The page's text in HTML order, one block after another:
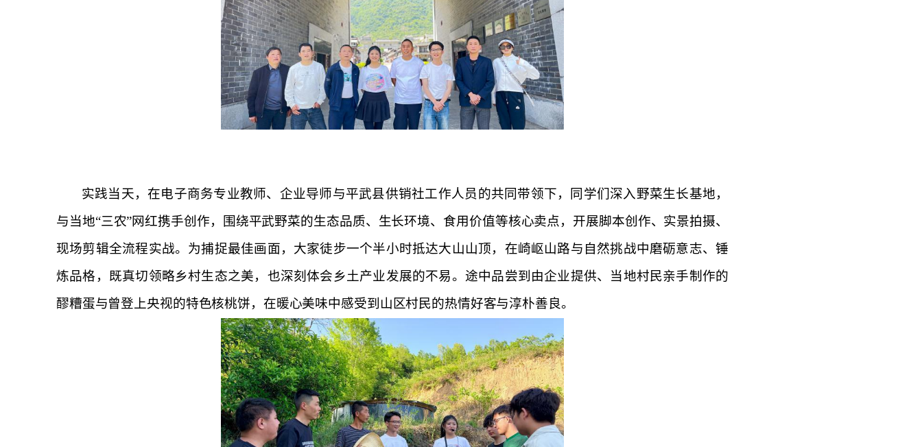
实践当天，在电子商务专业教师、企业导师与平武县供销社工作人员的共同带领下，同学们深入野菜生长基地，
与当地“三农”网红携手创作，围绕平武野菜的生态品质、生长环境、食用价值等核心卖点，开展脚本创作、实景拍摄、
现场剪辑全流程实战。为捕捉最佳画面，大家徒步一个半小时抵达大山山顶，在崎岖山路与自然挑战中磨砺意志、锤
炼品格，既真切领略乡村生态之美，也深刻体会乡土产业发展的不易。途中品尝到由企业提供、当地村民亲手制作的
醪糟蛋与曾登上央视的特色核桃饼，在暖心美味中感受到山区村民的热情好客与淳朴善良。